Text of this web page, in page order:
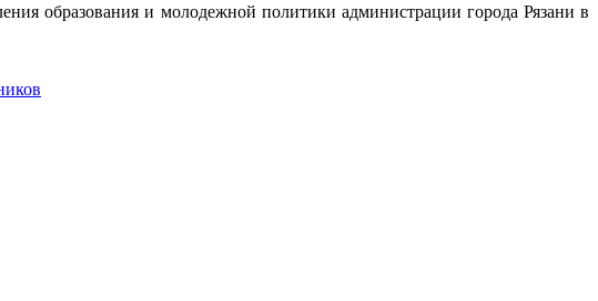
образования и молодежной политики администрации города Рязани в